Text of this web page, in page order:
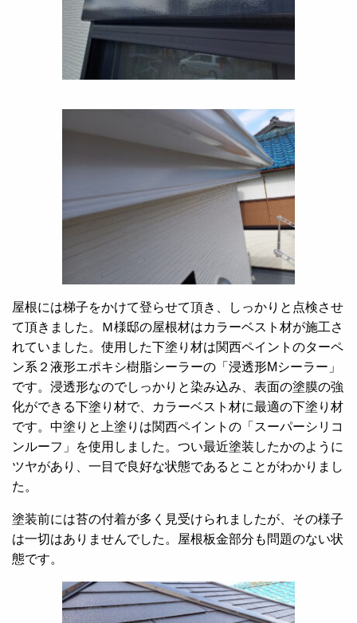
屋根には梯子をかけて登らせて頂き、しっかりと点検させ
て頂きました。Ｍ様邸の屋根材はカラーベスト材が施工さ
れていました。使用した下塗り材は関西ペイントのターペ
ン系２液形エポキシ樹脂シーラーの「浸透形Mシーラー」
です。浸透形なのでしっかりと染み込み、表面の塗膜の強
化ができる下塗り材で、カラーベスト材に最適の下塗り材
です。中塗りと上塗りは関西ペイントの「スーパーシリコ
ンルーフ」を使用しました。つい最近塗装したかのように
ツヤがあり、一目で良好な状態であるとことがわかりまし
た。
塗装前には苔の付着が多く見受けられましたが、その様子
は一切はありませんでした。屋根板金部分も問題のない状
態です。